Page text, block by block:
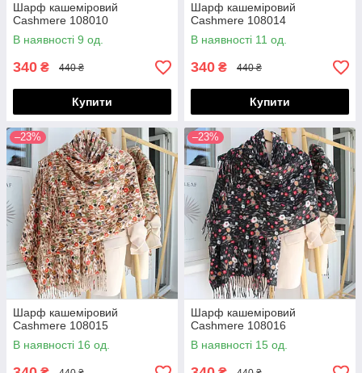
Шарф кашеміровий
Cashmere 108010
В наявності 9 од.
340 ₴ 440 ₴
Купити
Шарф кашеміровий
Cashmere 108014
В наявності 11 од.
340 ₴ 440 ₴
Купити
–23%
Шарф кашеміровий
Cashmere 108015
В наявності 16 од.
–23%
Шарф кашеміровий
Cashmere 108016
В наявності 15 од.